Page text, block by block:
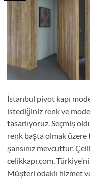
İstanbul pivot kapı
istediğiniz renk ve
tasarlıyoruz. Seçmiş
renk başta olmak üzere
şansınız mevcuttur.
celikkapı.com,
Müşteri odaklı hizmet